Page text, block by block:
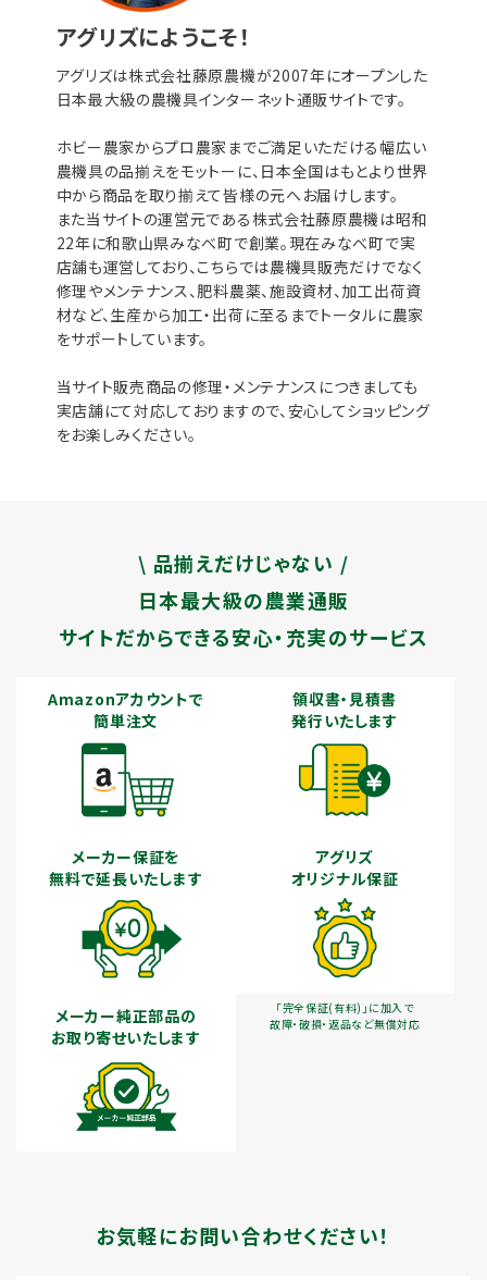
アグリズにようこそ！
アグリズは株式会社藤原農機が2007年にオープンした
日本最大級の農機具インターネット通販サイトです。
ホビー農家からプロ農家までご満足いただける幅広い
農機具の品揃えをモットーに、日本全国はもとより世界
中から商品を取り揃えて皆様の元へお届けします。
また当サイトの運営元である株式会社藤原農機は昭和
22年に和歌山県みなべ町で創業。現在みなべ町で実
店舗も運営しており、こちらでは農機具販売だけでなく
修理やメンテナンス、肥料農薬、施設資材、加工出荷資
材など、生産から加工・出荷に至るまでトータルに農家
をサポートしています。
当サイト販売商品の修理・メンテナンスにつきましても
実店舗にて対応しておりますので、安心してショッピング
をお楽しみください。
\ 品揃えだけじゃない /
日本最大級の農業通販
サイトだからできる安心・充実のサービス
Amazonアカウントで
簡単注文
領収書・見積書
発行いたします
メーカー保証を
無料で延長いたします
アグリズ
オリジナル保証
「完全保証(有料)」に加入で
故障・破損・返品など無償対応
メーカー純正部品の
お取り寄せいたします
お気軽にお問い合わせください！